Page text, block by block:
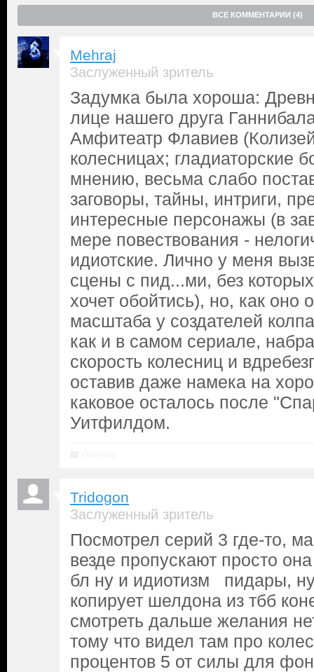
ВСЕ КОММЕНТАРИИ (4)
Mehraj
Заслуженный зритель
Задумка была хороша:
лице нашего друга
Амфитеатр Флавиев
колесницах; гладиаторские
мнению, весьма слабо
заговоры, тайны, интриги,
интересные персонажы (в
мере повествования -
идиотские. Лично у меня
сцены с пид...ми, без
хочет обойтись), но, как оно
масштаба у создателей
как и в самом сериале,
скорость колесниц и
оставив даже намека на
каковое осталось после
Уитфилдом.
Tridogon
Заслуженный зритель
Посмотрел серий 3 где-то,
везде пропускают просто
бл ну и идиотизм пидары, ну
копирует шелдона из тбб
смотреть дальше желания
тому что видел там про
процентов 5 от силы для